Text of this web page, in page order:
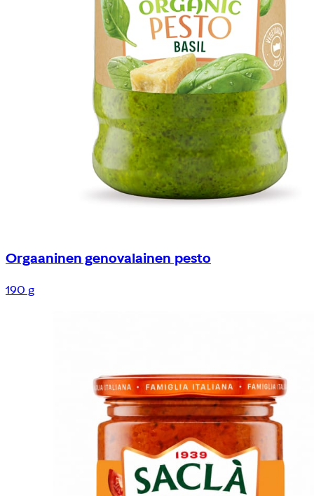
Orgaaninen genovalainen pesto
190 g